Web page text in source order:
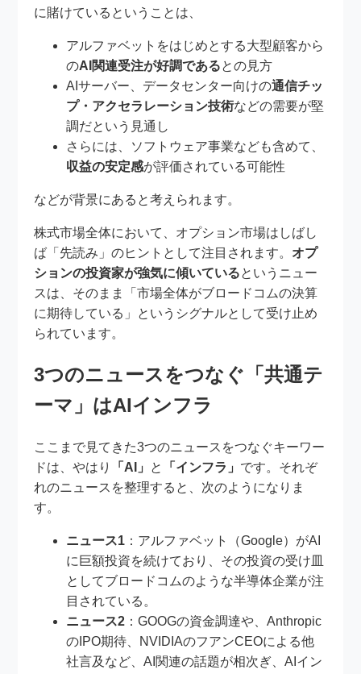
に賭けているということは、
アルファベットをはじめとする大型顧客から
のAI関連受注が好調であるとの見方
AIサーバー、データセンター向けの通信チッ
プ・アクセラレーション技術などの需要が堅
調だという見通し
さらには、ソフトウェア事業なども含めて、
収益の安定感が評価されている可能性
などが背景にあると考えられます。
株式市場全体において、オプション市場はしばし
ば「先読み」のヒントとして注目されます。 オプ
ションの投資家が強気に傾いているというニュー
スは、そのまま「市場全体がブロードコムの決算
に期待している」というシグナルとして受け止め
られています。
3つのニュースをつなぐ「共通テ
ーマ」はAIインフラ
ここまで見てきた3つのニュースをつなぐキーワー
ドは、やはり
「AI」 と 「インフラ」 です。それぞ
れのニュースを整理すると、次のようになりま
す。
ニュース1 ：アルファベット（Google）がAI
に巨額投資を続けており、その投資の受け皿
としてブロードコムのような半導体企業が注
目されている。
ニュース2 ：GOOGの資金調達や、Anthropic
のIPO期待、NVIDIAのフアンCEOによる他
社言及など、AI関連の話題が相次ぎ、AIイン